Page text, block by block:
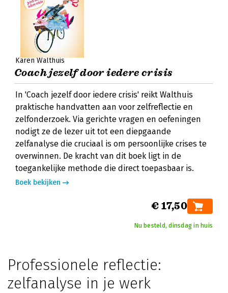
Karen Walthuis
Coach jezelf door iedere crisis
In 'Coach jezelf door iedere crisis' reikt Walthuis
praktische handvatten aan voor zelfreflectie en
zelfonderzoek. Via gerichte vragen en oefeningen
nodigt ze de lezer uit tot een diepgaande
zelfanalyse die cruciaal is om persoonlijke crises te
overwinnen. De kracht van dit boek ligt in de
toegankelijke methode die direct toepasbaar is.
Boek bekijken
€ 17,50
Nu besteld, dinsdag in huis
Professionele reflectie:
zelfanalyse in je werk